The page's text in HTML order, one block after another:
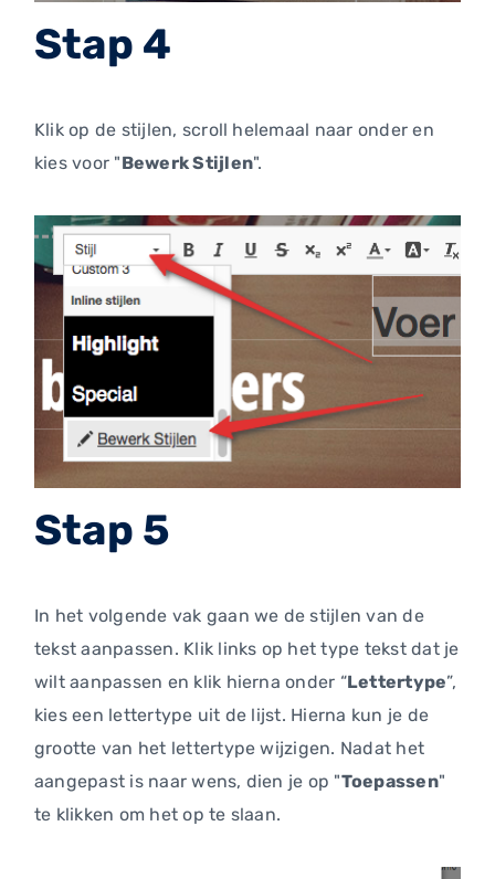
Stap 4
Klik op de stijlen, scroll helemaal naar onder en
kies voor "Bewerk Stijlen".
Stap 5
In het volgende vak gaan we de stijlen van de
tekst aanpassen. Klik links op het type tekst dat je
wilt aanpassen en klik hierna onder “Lettertype”,
kies een lettertype uit de lijst. Hierna kun je de
grootte van het lettertype wijzigen. Nadat het
aangepast is naar wens, dien je op "Toepassen"
te klikken om het op te slaan.